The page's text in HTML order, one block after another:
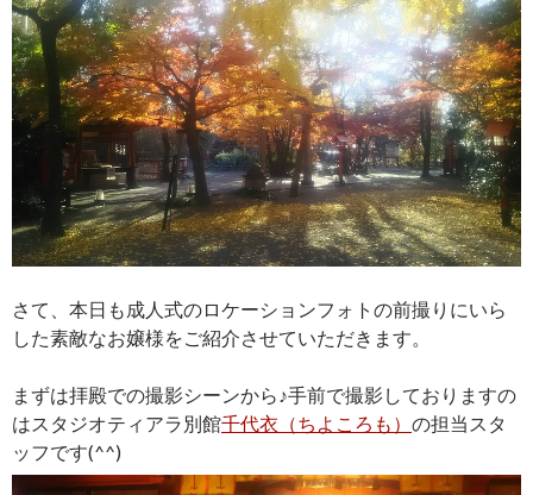
さて、本日も成人式のロケーションフォトの前撮りにいら
した素敵なお嬢様をご紹介させていただきます。
まずは拝殿での撮影シーンから♪手前で撮影しておりますの
はスタジオティアラ別館千代衣（ちよころも） の担当スタ
ッフです(^^)